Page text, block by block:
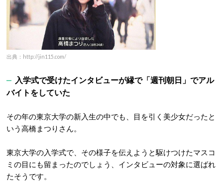
出典：http://jin115.com/
入学式で受けたインタビューが縁で「週刊朝日」でアル
バイトをしていた
その年の東京大学の新入生の中でも、目を引く美少女だったと
いう高橋まつりさん。
東京大学の入学式で、その様子を伝えようと駆けつけたマスコ
ミの目にも留まったのでしょう、インタビューの対象に選ばれ
たそうです。